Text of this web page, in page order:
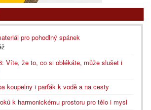
pro pohodlný spánek
Víte, že to, co si oblékáte, může slušet i
koupelny i parťák k vodě a na cesty
k harmonickému prostoru pro tělo i mysl